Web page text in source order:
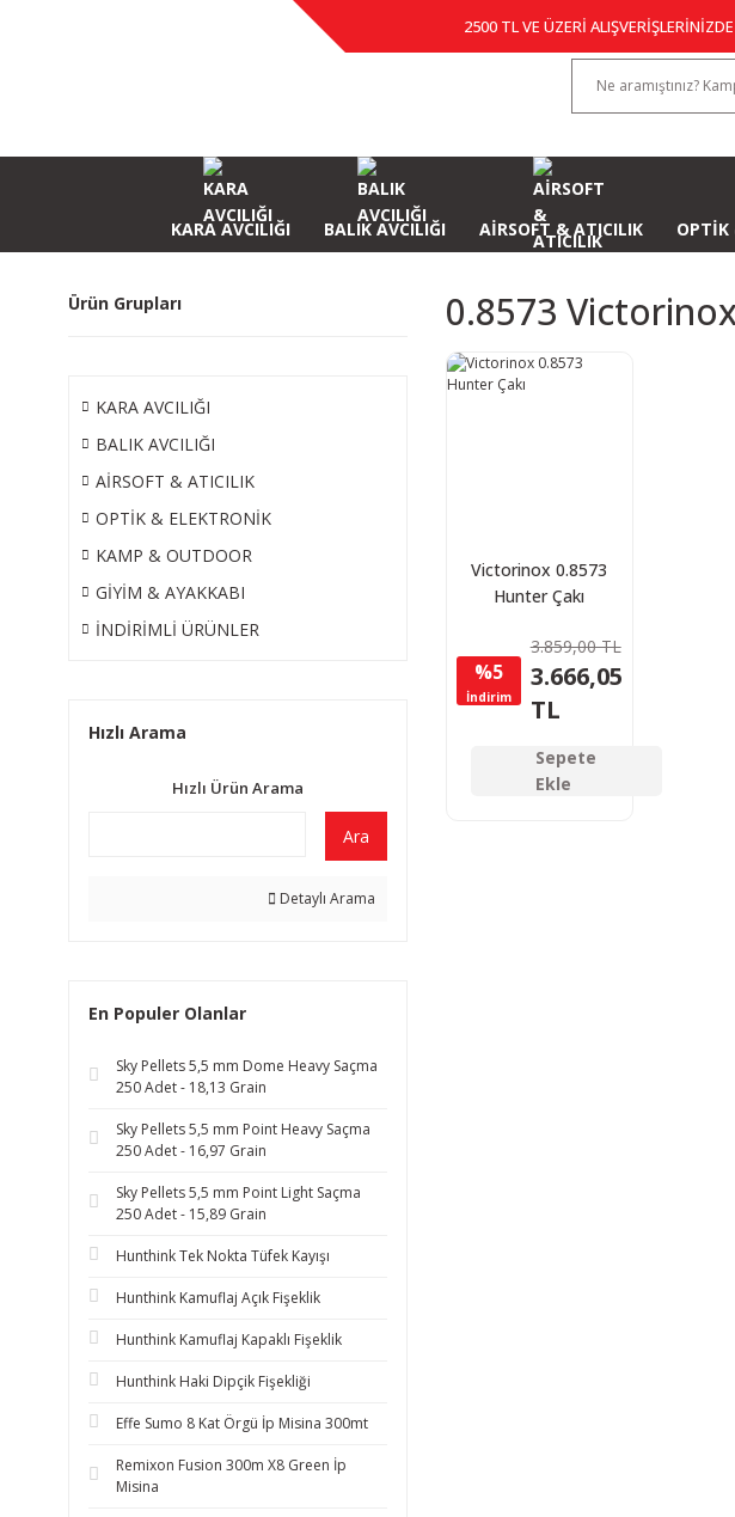
2500 TL VE ÜZERİ
KARA AVCILIĞI BALIK AVCILIĞI AİRSOFT & ATICILIK OPTİK
Ürün Grupları
KARA AVCILIĞI
BALIK AVCILIĞI
AİRSOFT & ATICILIK
OPTİK & ELEKTRONİK
KAMP & OUTDOOR
GİYİM & AYAKKABI
İNDİRİMLİ ÜRÜNLER
Hızlı Arama
Hızlı Ürün Arama
Ara
Detaylı Arama
En Populer Olanlar
Sky Pellets 5,5 mm Dome Heavy Saçma
250 Adet - 18,13 Grain
Sky Pellets 5,5 mm Point Heavy Saçma
250 Adet - 16,97 Grain
Sky Pellets 5,5 mm Point Light Saçma
250 Adet - 15,89 Grain
Hunthink Tek Nokta Tüfek Kayışı
Hunthink Kamuflaj Açık Fişeklik
Hunthink Kamuflaj Kapaklı Fişeklik
Hunthink Haki Dipçik Fişekliği
Effe Sumo 8 Kat Örgü İp Misina 300mt
Remixon Fusion 300m X8 Green İp
Misina
0.8573
Victorinox 0.8573
Hunter Çakı
%5
İndirim
3.859,00 TL
3.666,05
TL
Sepete
Ekle